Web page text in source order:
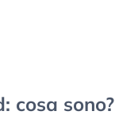
cosa sono?